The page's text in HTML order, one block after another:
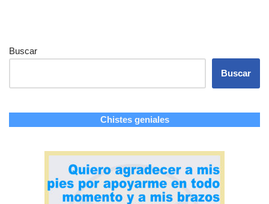
Buscar
Buscar
Chistes geniales